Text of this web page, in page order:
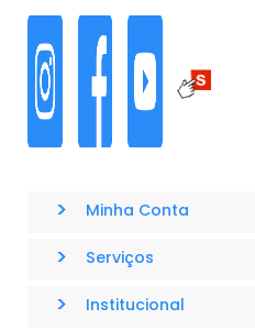
> Minha Conta
> Serviços
> Institucional